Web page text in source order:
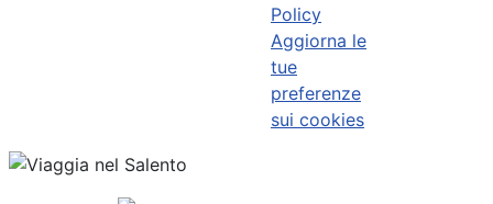
Policy
Aggiorna le
tue
preferenze
sui cookies